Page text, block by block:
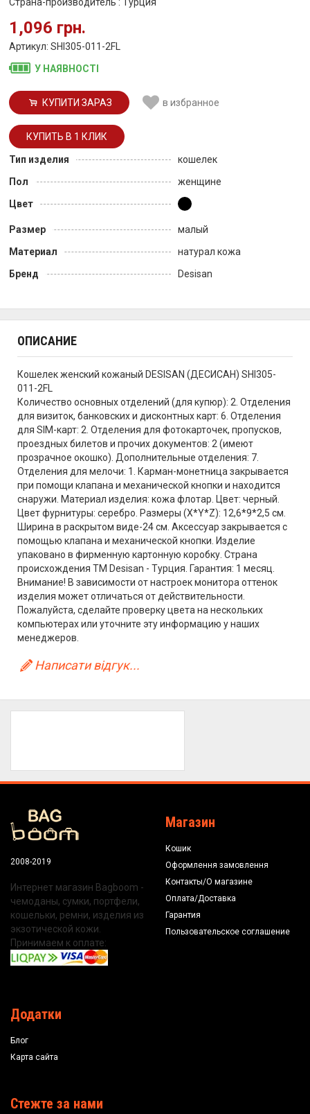
1,096 грн.
Артикул: SHI305-011-2FL
У НАЯВНОСТІ
КУПИТИ ЗАРАЗ в избранное
Тип изделия
кошелек
Пол
женщине
Цвет
Размер
малый
Материал
натурал кожа
Бренд
Desisan
ОПИСАНИЕ
Кошелек женский кожаный DESISAN (ДЕСИСАН) SHI305-
011-2FL
Количество основных отделений (для купюр): 2. Отделения
для визиток, банковских и дисконтных карт: 6. Отделения
для SIM-карт: 2. Отделения для фотокарточек, пропусков,
проездных билетов и прочих документов: 2 (имеют
прозрачное окошко). Дополнительные отделения: 7.
Отделения для мелочи: 1. Карман-монетница закрывается
при помощи клапана и механической кнопки и находится
снаружи. Материал изделия: кожа флотар. Цвет: черный.
Цвет фурнитуры: серебро. Размеры (X*Y*Z): 12,6*9*2,5 см.
Ширина в раскрытом виде-24 см. Аксессуар закрывается с
помощью клапана и механической кнопки. Изделие
упаковано в фирменную картонную коробку. Страна
происхождения ТМ Desisan - Турция. Гарантия: 1 месяц.
Внимание! В зависимости от настроек монитора оттенок
изделия может отличаться от действительности.
Пожалуйста, сделайте проверку цвета на нескольких
компьютерах или уточните эту информацию у наших
менеджеров.
Написати відгук...
2008-2019
Интернет магазин Bagboom -
чемоданы, сумки, портфели,
кошельки, ремни, изделия из
экзотической кожи.
Принимаем к оплате:
Магазин
Кошик
Оформлення замовлення
Контакты/О магазине
Оплата/Доставка
Гарантия
Пользовательское соглашение
Додатки
Блог
Карта сайта
Стежте за нами